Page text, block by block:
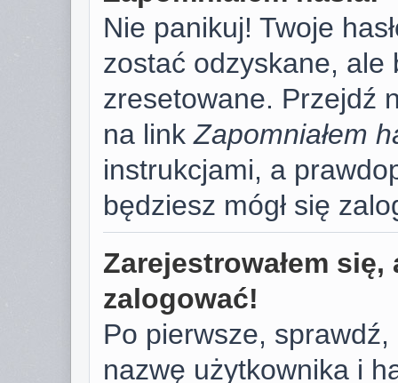
Nie panikuj! Twoje
zostać odzyskane,
zresetowane. Przejdź
na linkZapomniałem
instrukcjami, a
będziesz mógł się
Zarejestrowałem
zalogować!
Po pierwsze,
nazwę użytkownika i